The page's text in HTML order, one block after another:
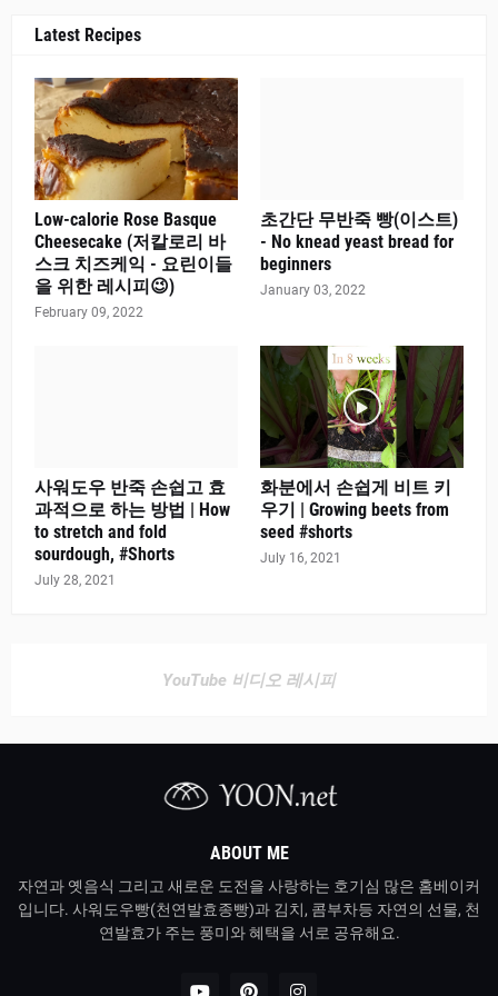
Latest Recipes
Low-calorie Rose Basque
Cheesecake (저칼로리 바
스크 치즈케익 - 요린이들
을 위한 레시피😉)
February 09, 2022
초간단 무반죽 빵(이스트)
- No knead yeast bread for
beginners
January 03, 2022
사워도우 반죽 손쉽고 효
과적으로 하는 방법 | How
to stretch and fold
sourdough, #Shorts
July 28, 2021
화분에서 손쉽게 비트 키
우기 | Growing beets from
seed #shorts
July 16, 2021
YouTube 비디오 레시피
ABOUT ME
자연과 옛음식 그리고 새로운 도전을 사랑하는 호기심 많은 홈베이커
입니다. 사워도우빵(천연발효종빵)과 김치, 콤부차등 자연의 선물, 천
연발효가 주는 풍미와 혜택을 서로 공유해요.